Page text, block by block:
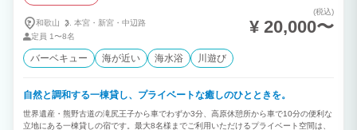
和歌山 本宮・ 新宮・ 中辺路
定員 1〜8名
(税込)
¥ 20,000〜
バーベキュー 海が近い 海水浴 川遊び
自然と調和する一棟貸し、プライベートな癒しのひとときを。
世界遺産・熊野古道の滝尻王子から車でわずか3分、高原休憩所から車で10分の便利な
立地にある一棟貸しの宿です。最大8名様までご利用いただけるプライベート空間は、